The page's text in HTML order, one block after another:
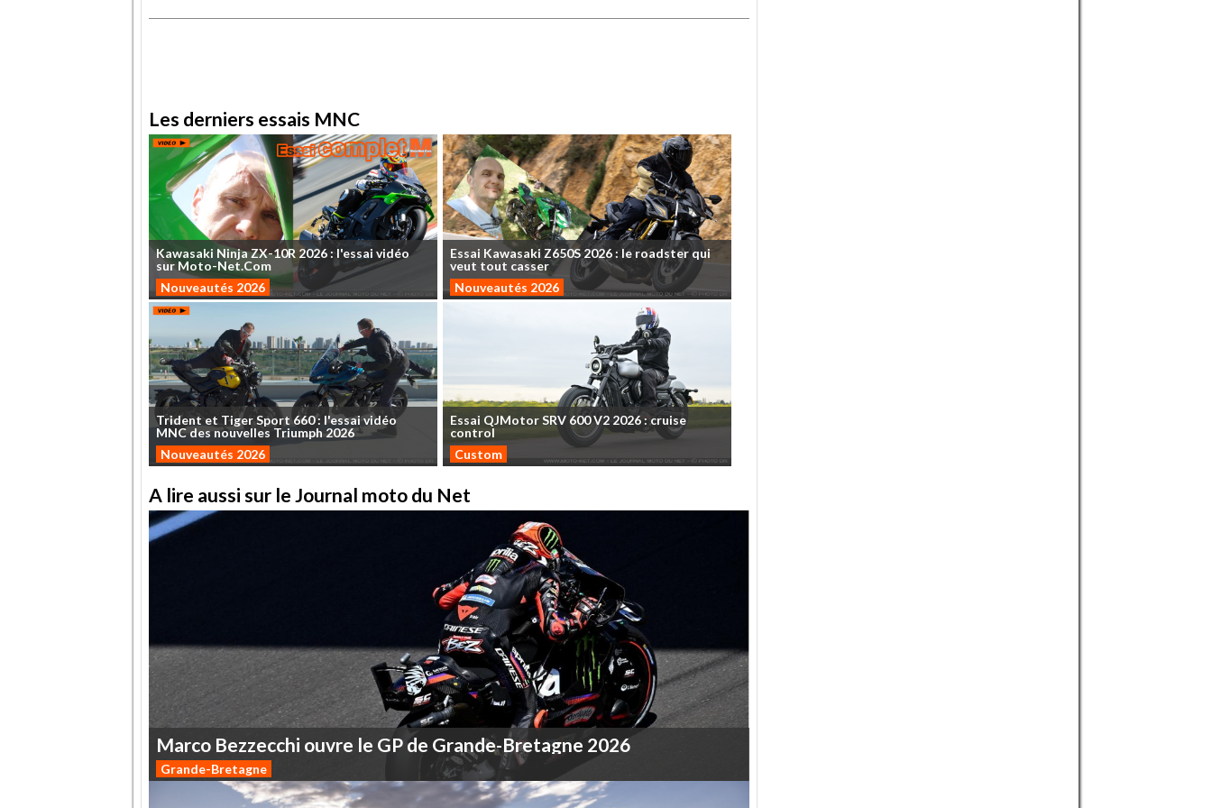
Les derniers essais MNC
Kawasaki NinjaZX-10R 2026 : l'essai vidéo
sur Moto-Net.Com
Nouveautés 2026
Essai Kawasaki Z650S2026:le roadster qui
veut tout casser
Nouveautés 2026
Trident et TigerSport 660: l'essaividéo
MNCdesnouvelles Triumph2026
Nouveautés 2026
Essai QJMotorSRV 600V2 2026: cruise
control
Custom
A lire aussi sur le Journal moto du Net
Marco Bezzecchi ouvre le GP de Grande-Bretagne 2026
Grande-Bretagne